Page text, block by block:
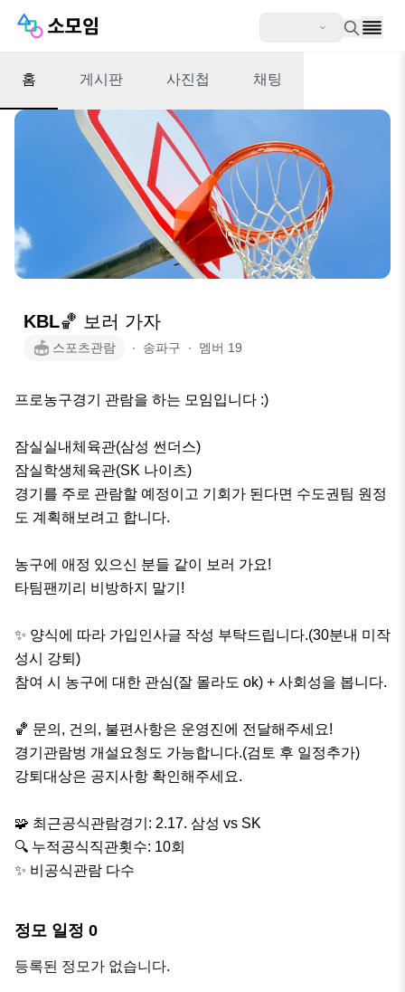
홈 게시판 사진첩 채팅
KBL🏀 보러 가자
스포츠관람 ∙ 송파구 ∙ 멤버 19
프로농구경기 관람을 하는 모임입니다 :)
잠실실내체육관(삼성 썬더스)
잠실학생체육관(SK 나이츠)
경기를 주로 관람할 예정이고 기회가 된다면 수도권팀 원정
도 계획해보려고 합니다.
농구에 애정 있으신 분들 같이 보러 가요!
타팀팬끼리 비방하지 말기!
✨️ 양식에 따라 가입인사글 작성 부탁드립니다.(30분내 미작
성시 강퇴)
참여 시 농구에 대한 관심(잘 몰라도 ok) + 사회성을 봅니다.
🏀 문의, 건의, 불편사항은 운영진에 전달해주세요!
경기관람벙 개설요청도 가능합니다.(검토 후 일정추가)
강퇴대상은 공지사항 확인해주세요.
🧩 최근공식관람경기: 2.17. 삼성 vs SK
🔍 누적공식직관횟수: 10회
✨️ 비공식관람 다수
정모 일정 0
등록된 정모가 없습니다.